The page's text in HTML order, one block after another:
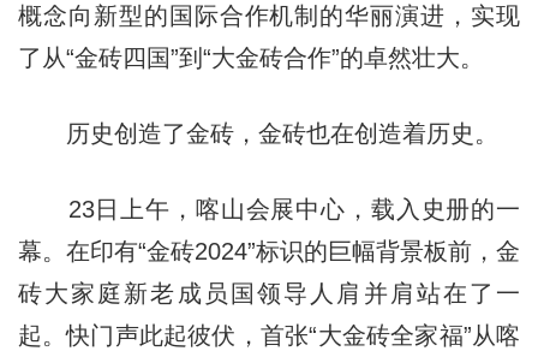
概念向新型的国际合作机制的华丽演进，实现
了从“金砖四国”到“大金砖合作”的卓然壮大。
历史创造了金砖，金砖也在创造着历史。
23日上午，喀山会展中心，载入史册的一
幕。在印有“金砖2024”标识的巨幅背景板前，金
砖大家庭新老成员国领导人肩并肩站在了一
起。快门声此起彼伏，首张“大金砖全家福”从喀